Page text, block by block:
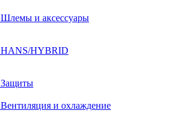
Шлемы и аксессуары
HANS/HYBRID
Защиты
Вентиляция и охлаждение